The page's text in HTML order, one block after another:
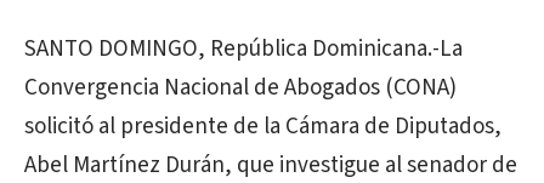
SANTO DOMINGO, República Dominicana.-La
Convergencia Nacional de Abogados (CONA)
solicitó al presidente de la Cámara de Diputados,
Abel Martínez Durán, que investigue al senador de